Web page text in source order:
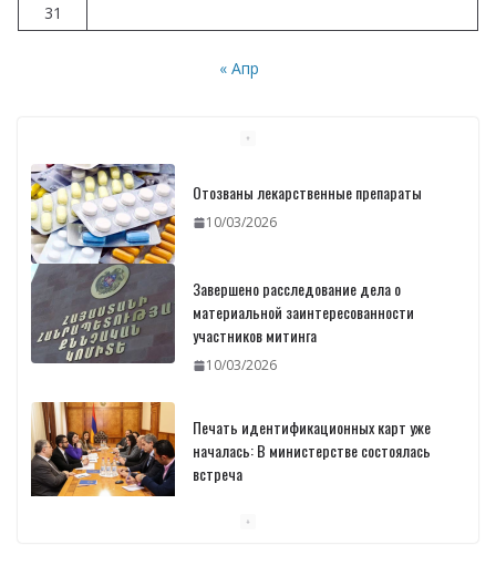
31
« Апр
Отозваны лекарственные препараты
10/03/2026
Завершено расследование дела о
материальной заинтересованности
участников митинга
10/03/2026
Печать идентификационных карт уже
началась: В министерстве состоялась
встреча